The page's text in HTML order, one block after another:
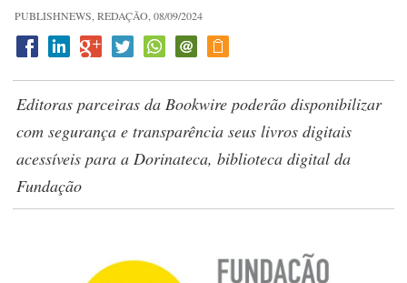
PUBLISHNEWS, REDAÇÃO, 08/09/2024
Editoras parceiras da Bookwire poderão disponibilizar
com segurança e transparência seus livros digitais
acessíveis para a Dorinateca, biblioteca digital da
Fundação